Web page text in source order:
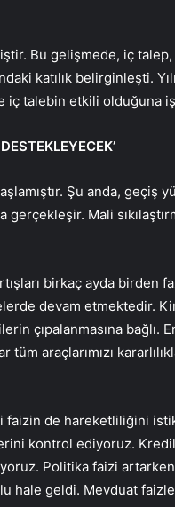
Bu gelişmede, iç
katılık belirginleşti.
talebin etkili olduğuna
Şu anda, geçiş
Mali
birkaç ayda birden
devam etmektedir.
çıpalanmasına bağlı.
araçlarımızı
faizin de hareketliliğini
kontrol ediyoruz.
Politika faizi
hale geldi. Mevduat